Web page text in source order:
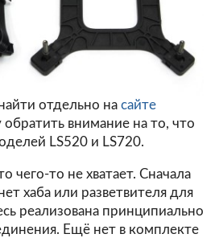
отдельно на сайте
внимание на то, что
LS520 и LS720.
чего-то не хватает. Сначала
хаба или разветвителя для
реализована принципиально
Ещё нет в комплекте